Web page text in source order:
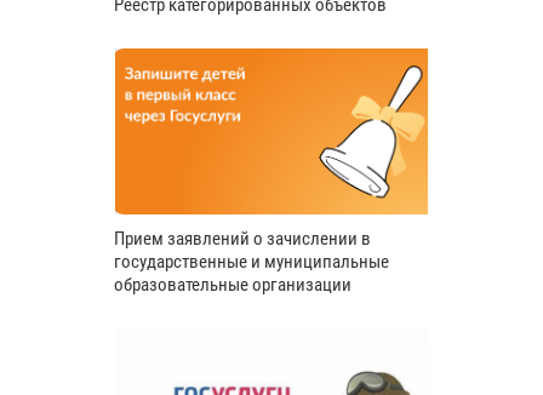
Реестр категорированных объектов
Прием заявлений о зачислении в
государственные и муниципальные
образовательные организации